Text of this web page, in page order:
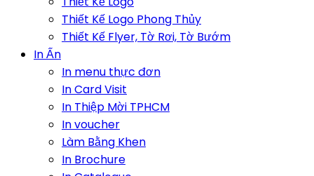
Thiết Kế Logo Phong Thủy
Thiết Kế Flyer, Tờ Rơi, Tờ Bướm
In Ấn
In menu thực đơn
In Card Visit
In Thiệp Mời TPHCM
In voucher
Làm Bằng Khen
In Brochure